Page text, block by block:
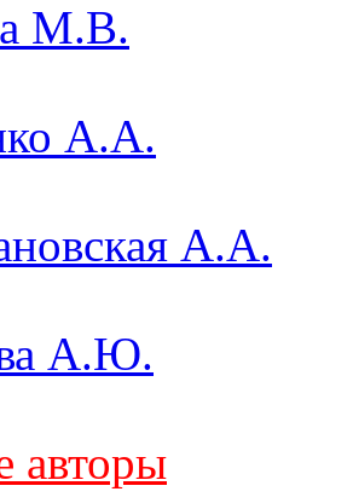
М.В.
А.А.
А.А.
А.Ю.
авторы